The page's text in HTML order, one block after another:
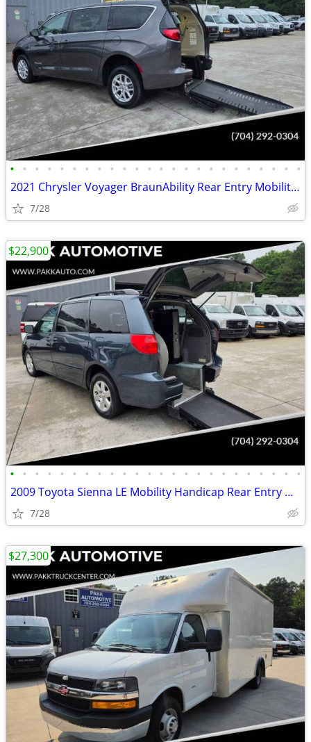
• • • • • • • • • • • • • • • • • • • • • • • •
2021 Chrysler Voyager BraunAbility Rear Entry Mobility Wheelchair Van
7/28
• • • • • • • • • • • • • • • • • • • • • • • •
2009 Toyota Sienna LE Mobility Handicap Rear Entry Wheelchair Ramp Van
7/28
$22,900
$27,300